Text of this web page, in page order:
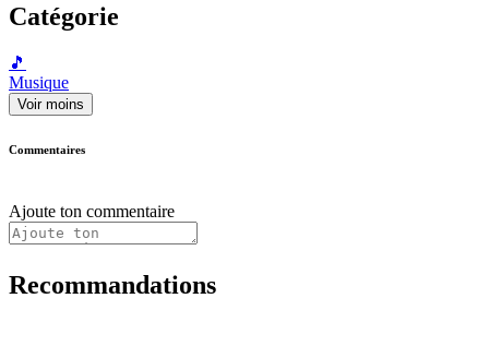
Catégorie
🎵
Musique
Voir moins
Commentaires
Ajoute ton commentaire
Recommandations